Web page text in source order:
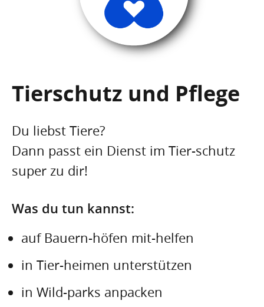
Tierschutz und Pflege
Du liebst Tiere?
Dann passt ein Dienst im Tier-schutz
super zu dir!
Was du tun kannst:
auf Bauern-höfen mit-helfen
in Tier-heimen unterstützen
in Wild-parks anpacken